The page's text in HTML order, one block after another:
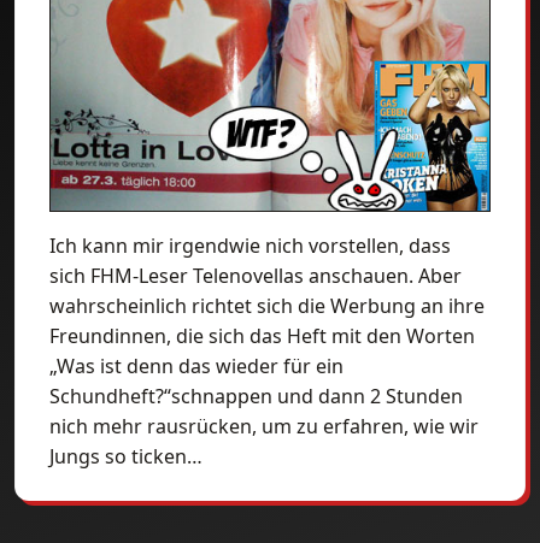
Ich kann mir irgendwie nich vorstellen, dass
sich FHM-Leser Telenovellas anschauen. Aber
wahrscheinlich richtet sich die Werbung an ihre
Freundinnen, die sich das Heft mit den Worten
„Was ist denn das wieder für ein
Schundheft?“schnappen und dann 2 Stunden
nich mehr rausrücken, um zu erfahren, wie wir
Jungs so ticken…